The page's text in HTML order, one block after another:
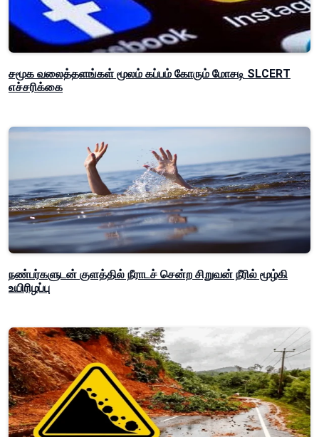
சமூக வலைத்தளங்கள் மூலம் கப்பம் கோரும் மோசடி SLCERT
எச்சரிக்கை
நண்பர்களுடன் குளத்தில் நீராடச் சென்ற சிறுவன் நீரில் மூழ்கி
உயிரிழப்பு